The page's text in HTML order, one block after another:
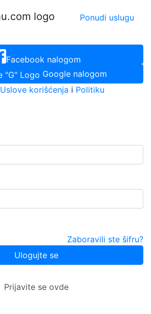
Ponudi uslugu
Facebook nalogom
Google nalogom
Uslove korišćenja i Politiku
Zaboravili ste šifru?
Ulogujte se
Prijavite se ovde